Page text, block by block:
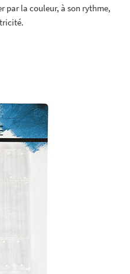
par la couleur, à son rythme,